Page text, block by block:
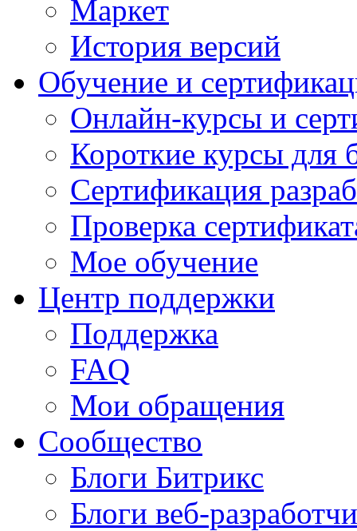
Маркет
История версий
Обучение и
Онлайн-курсы и
Короткие курсы для
Сертификация
Проверка
Мое обучение
Центр поддержки
Поддержка
FAQ
Мои обращения
Сообщество
Блоги Битрикс
Блоги веб-